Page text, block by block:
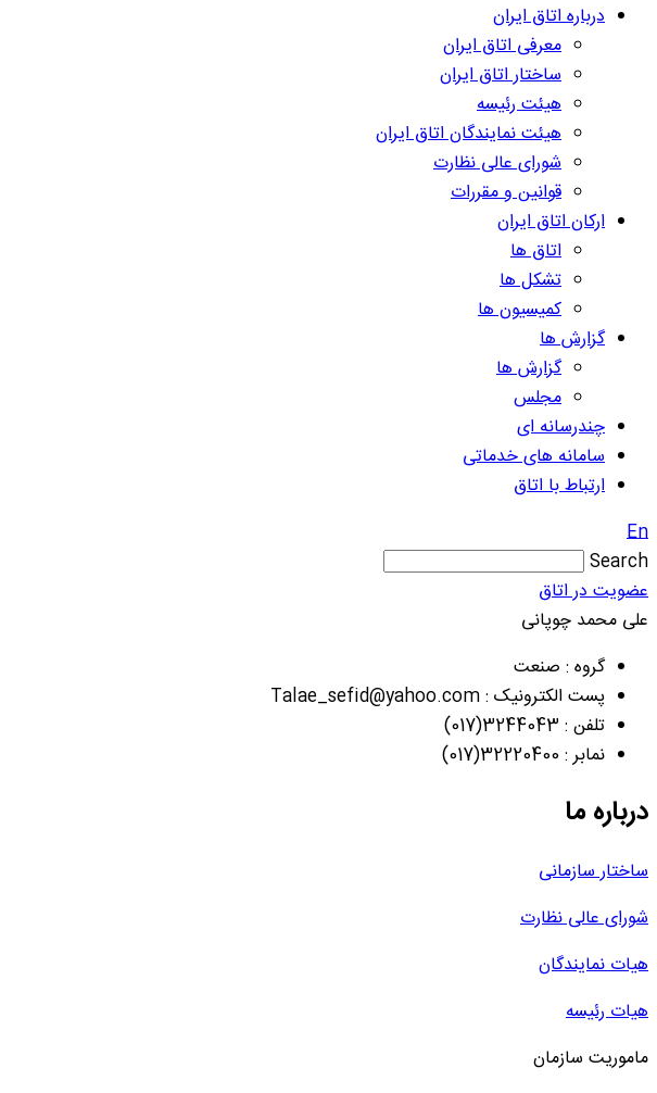
درباره اتاق ایران
معرفی اتاق ایران
ساختار اتاق ایران
هیئت رئیسه
هیئت نمایندگان اتاق ایران
شورای عالی نظارت
قوانین و مقررات
ارکان اتاق ایران
اتاق ها
تشکل ها
کمیسیون ها
گزارش ها
گزارش ها
مجلس
چندرسانه ای
سامانه های خدماتی
ارتباط با اتاق
En
Search
عضویت در اتاق
علی محمد چوپانی
گروه : صنعت
پست الکترونیک : Talae_sefid@yahoo.com
تلفن : 3244043(017)
نمابر : 32220400(017)
درباره ما
ساختار سازمانی
شورای عالی نظارت
هیات نمایندگان
هیات رئیسه
ماموریت سازمان